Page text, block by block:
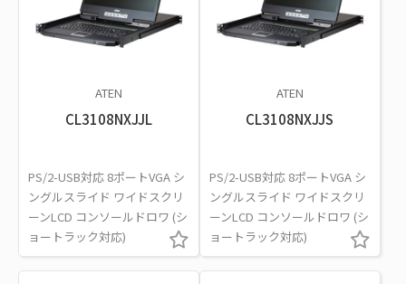
ATEN
CL3108NXJJL
PS/2-USB対応 8ポートVGA シ
ングルスライド ワイドスクリ
ーンLCD コンソールドロワ (シ
ョートラック対応)
ATEN
CL3108NXJJS
PS/2-USB対応 8ポートVGA シ
ングルスライド ワイドスクリ
ーンLCD コンソールドロワ (シ
ョートラック対応)